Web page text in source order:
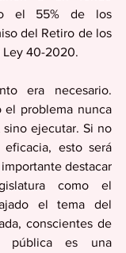
el 55% de los
del Retiro de los
Ley 40-2020.
era necesario.
el problema nunca
sino ejecutar. Si no
esto será
destacar
como el
el tema del
conscientes de
pública es una